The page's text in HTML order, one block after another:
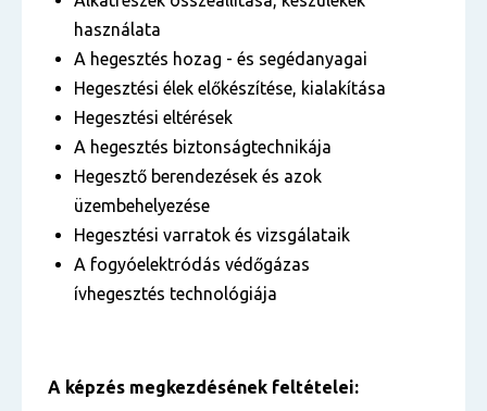
használata
A hegesztés hozag - és segédanyagai
Hegesztési élek előkészítése, kialakítása
Hegesztési eltérések
A hegesztés biztonságtechnikája
Hegesztő berendezések és azok
üzembehelyezése
Hegesztési varratok és vizsgálataik
A fogyóelektródás védőgázas
ívhegesztés technológiája
A képzés megkezdésének feltételei: